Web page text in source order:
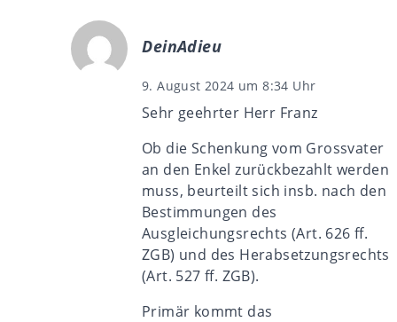
DeinAdieu
9. August 2024 um 8:34 Uhr
Sehr geehrter Herr Franz
Ob die Schenkung vom Grossvater
an den Enkel zurückbezahlt werden
muss, beurteilt sich insb. nach den
Bestimmungen des
Ausgleichungsrechts (Art. 626 ff.
ZGB) und des Herabsetzungsrechts
(Art. 527 ff. ZGB).
Primär kommt das